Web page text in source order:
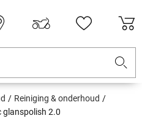
Reiniging & onderhoud
glanspolish 2.0